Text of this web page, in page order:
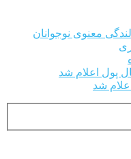
معنوی نوجوانان
پول اعلام شد
شد